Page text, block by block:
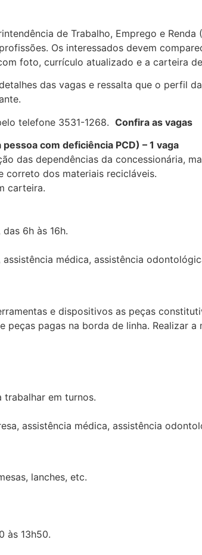
de Trabalho, Emprego e
Os interessados devem
foto, currículo atualizado e a carteira
das vagas e ressalta que o perfil
telefone 3531-1268. Confira as vagas
com deficiência PCD) – 1 vaga
das dependências da concessionária,
correto dos materiais recicláveis.
carteira.
6h às 16h.
médica, assistência
e dispositivos as peças
pagas na borda de linha. Realizar
em turnos.
assistência médica, assistência
lanches, etc.
às 13h50.